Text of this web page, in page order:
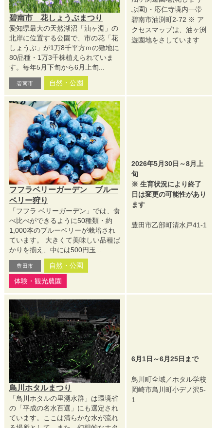
碧南市 花しょうぶまつり
愛知県最大の天然湖沼「油ヶ淵」の
北岸に位置する公園で、市の花「花
しょうぶ」が1万8千平方ｍの敷地に
80品種・1万3千株植えられていま
す。毎年5月下旬から6月上旬...
碧南市 自然・公園
ぶ園)・応仁寺境内一帯
碧南市油渕町2-72 ※ ア
クセスマップは、油ヶ渕
遊園地をさしています
フフラベリーガーデン ブルー
ベリー狩り
「フフラ ベリーガーデン」では、食
べ比べができるように50種類・約
1,000本のブルーベリーが栽培され
ています。 大きくて美味しい品種ば
かりを揃え、中には500円玉...
豊田市
自然・公園
体験・観光農園
2026年5月30日～8月上
旬
※ 生育状況により終了
日は変更の可能性があり
ます
豊田市乙部町清水戸41-1
鳥川ホタルまつり
「鳥川ホタルの里湧水群」は環境省
の「平成の名水百選」にも選定され
ています。ここは清らかな水が流れ
6月1日～6月25日まで
鳥川町全域／ホタル学校
岡崎市鳥川町小デノ沢5-
1